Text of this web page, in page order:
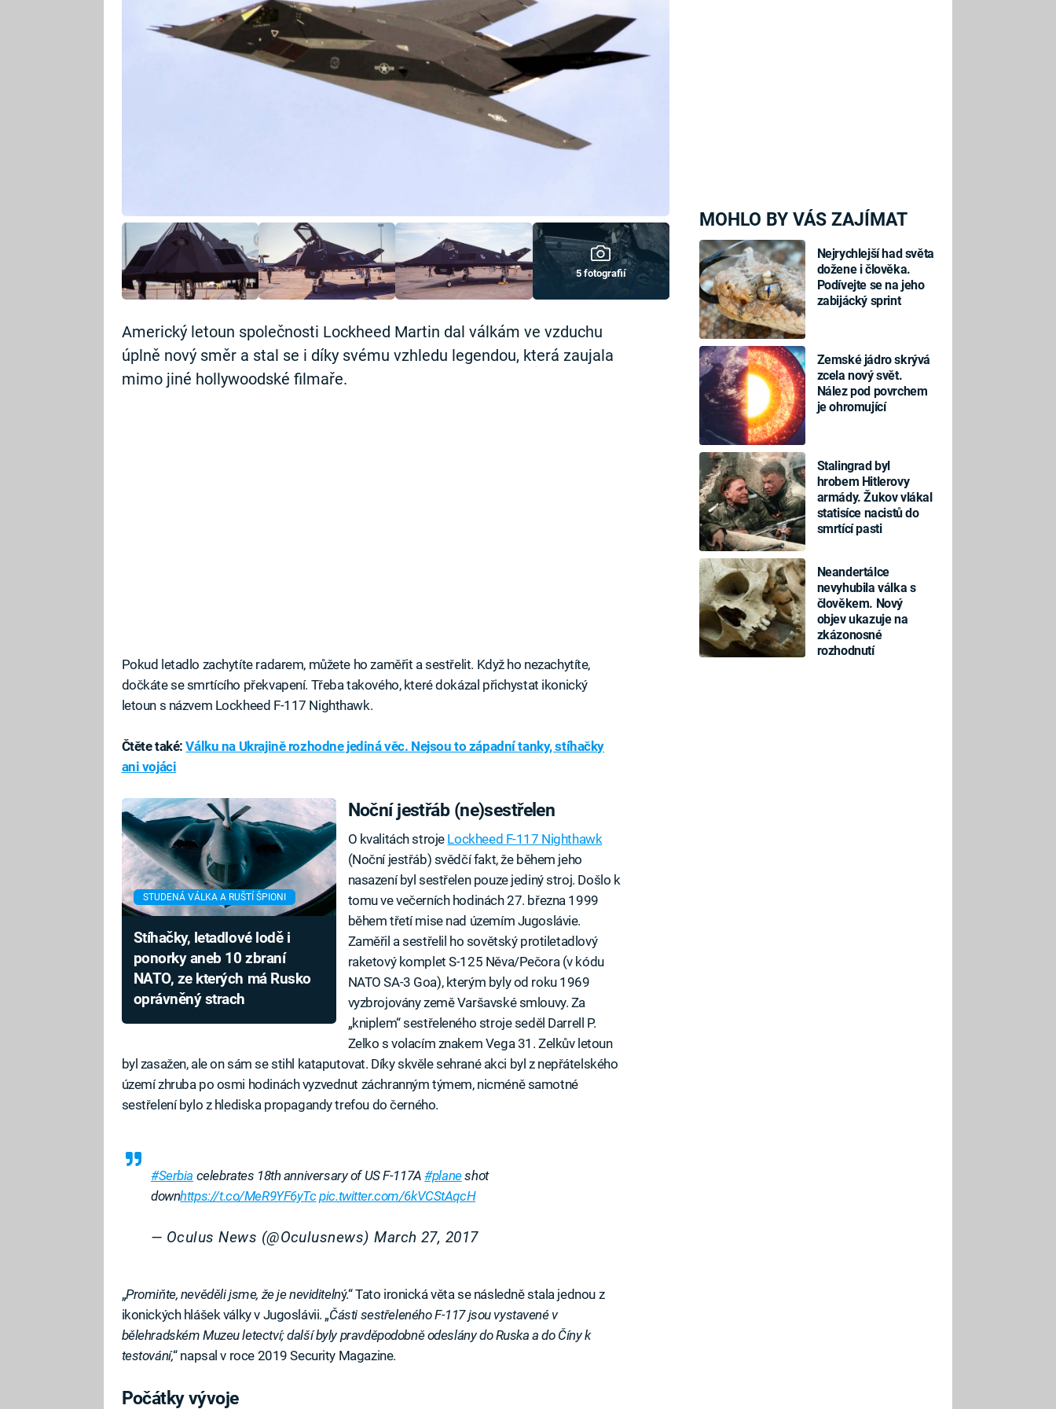
MOHLO BY VÁS ZAJÍMAT
Nejrychlejší had světa
dožene i člověka.
Podívejte se na jeho
zabijácký sprint
Zemské jádro skrývá
zcela nový svět.
Nález pod povrchem
je ohromující
Stalingrad byl
hrobem Hitlerovy
armády. Žukov vlákal
statisíce nacistů do
smrtící pasti
Neandertálce
nevyhubila válka s
člověkem. Nový
objev ukazuje na
zkázonosné
rozhodnutí
5 fotografií
Americký letoun společnosti Lockheed Martin dal válkám ve vzduchu
úplně nový směr a stal se i díky svému vzhledu legendou, která zaujala
mimo jiné hollywoodské filmaře.
Pokud letadlo zachytíte radarem, můžete ho zaměřit a sestřelit. Když ho nezachytíte,
dočkáte se smrtícího překvapení. Třeba takového, které dokázal přichystat ikonický
letoun s názvem Lockheed F-117 Nighthawk.
Čtěte také:Válku na Ukrajině rozhodne jediná věc. Nejsou to západní tanky, stíhačky
ani vojáci
STUDENÁ VÁLKA A RUŠTÍ ŠPIONI
Stíhačky, letadlové lodě i
ponorky aneb 10 zbraní
NATO, ze kterých má Rusko
oprávněný strach
Noční jestřáb (ne)sestřelen
O kvalitách stroje Lockheed F-117 Nighthawk
(Noční jestřáb) svědčí fakt, že během jeho
nasazení byl sestřelen pouze jediný stroj. Došlo k
tomu ve večerních hodinách 27. března 1999
během třetí mise nad územím Jugoslávie.
Zaměřil a sestřelil ho sovětský protiletadlový
raketový komplet S-125 Něva/Pečora (v kódu
NATO SA-3 Goa), kterým byly od roku 1969
vyzbrojovány země Varšavské smlouvy. Za
„kniplem“ sestřeleného stroje seděl Darrell P.
Zelko s volacím znakem Vega 31. Zelkův letoun
byl zasažen, ale on sám se stihl kataputovat. Díky skvěle sehrané akci byl z nepřátelského
území zhruba po osmi hodinách vyzvednut záchranným týmem, nicméně samotné
sestřelení bylo z hlediska propagandy trefou do černého.
#Serbia celebrates 18th anniversary of US F-117A#planeshot
downhttps://t.co/MeR9YF6yTcpic.twitter.com/6kVCStAqcH
— Oculus News (@Oculusnews)March 27, 2017
„Promiňte, nevěděli jsme, že je neviditelný.“ Tato ironická věta se následně stala jednou z
ikonických hlášek války v Jugoslávii. „Části sestřeleného F-117 jsou vystavené v
bělehradském Muzeu letectví; další byly pravděpodobně odeslány do Ruska a do Číny k
testování,“ napsal v roce 2019 Security Magazine.
Počátky vývoje